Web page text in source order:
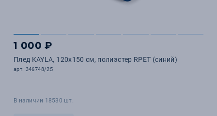
1 000 ₽
Плед KAYLA, 120x150 см, полиэстер RPET (синий)
арт. 346748/25
В наличии 18530 шт.